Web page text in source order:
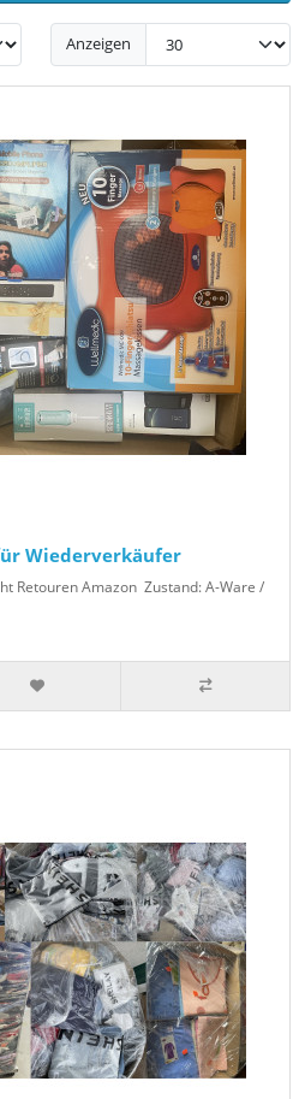
Anzeigen
Wiederverkäufer
Retouren Amazon Zustand: A-Ware /